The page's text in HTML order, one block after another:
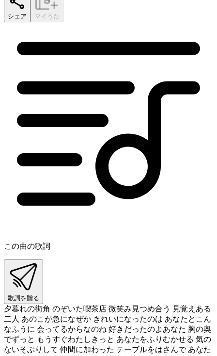
シェア マイうた
この曲の歌詞
歌詞を贈る
夕暮れの街角 のぞいた喫茶店 微笑み見つめ合う 見覚えある
二人 あのこが急になぜか きれいになったのは あなたとこん
なふうに 会ってるからなのね 好きだったのよあなた 胸の奥
でずっと もうすぐわたしきっと あなたをふりむかせる 気の
ないそぶりして 仲間に加わった テーブルをはさんで あなた